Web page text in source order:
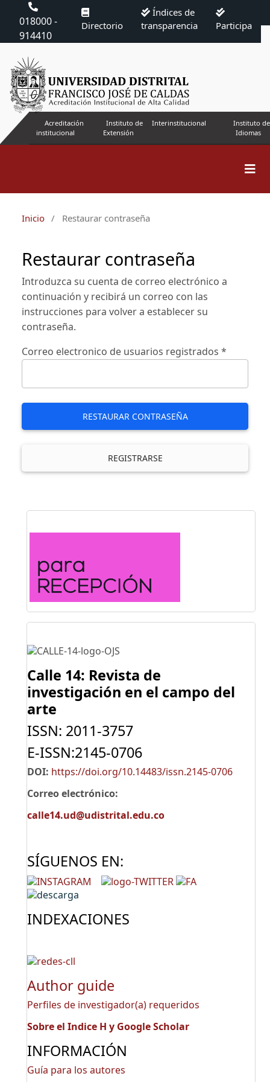
018000 -
914410
Directorio
Índices de
transparencia
Participa
Acreditación
institucional
Instituto de
Extensión
Interinstitucional
Instituto de
Idiomas
Inicio / Restaurar contraseña
Restaurar contraseña
Introduzca su cuenta de correo electrónico a
continuación y recibirá un correo con las
instrucciones para volver a establecer su
contraseña.
Correo electronico de usuarios registrados *
RESTAURAR CONTRASEÑA
REGISTRARSE
Calle 14: Revista de
investigación en el campo del
arte
ISSN: 2011-3757
E-ISSN:2145-0706
DOI: https://doi.org/10.14483/issn.2145-0706
Correo electrónico:
calle14.ud@udistrital.edu.co
SÍGUENOS EN:
INDEXACIONES
Author guide
Perfiles de investigador(a) requeridos
Sobre el Indice H y Google Scholar
INFORMACIÓN
Guía para los autores